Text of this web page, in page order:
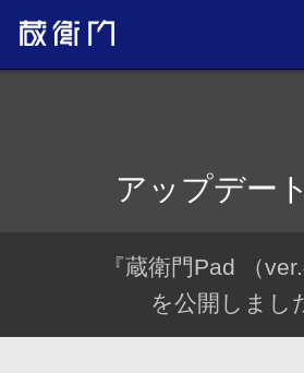
アップデー
『蔵衛門Pad （
を公開しまし